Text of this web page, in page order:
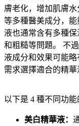
以下是 4 種不同功能
美白精華液：